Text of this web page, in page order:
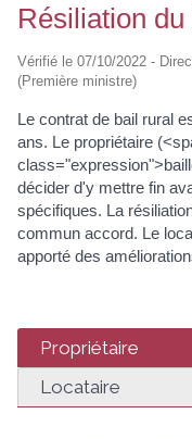
Résiliation
Vérifié le 07/10/2022 -
(Première ministre)
Le contrat de bail rural
ans. Le propriétaire
décider d'y mettre fin
spécifiques. La
commun accord. Le
apporté des
Propriétaire
Locataire